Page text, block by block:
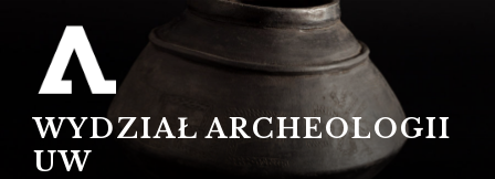
treści
WYDZIAŁ ARCHEOLOGII
UW